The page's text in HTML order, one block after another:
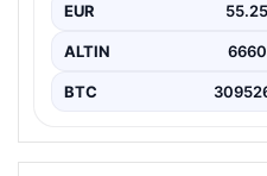
EUR 55.25
ALTIN
BTC